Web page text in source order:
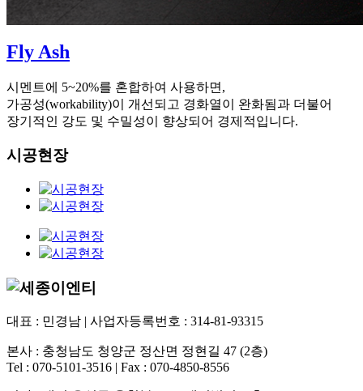
Fly Ash
시멘트에 5~20%를 혼합하여 사용하면,
가공성(workability)이 개선되고 경화열이 완화됨과 더불어
장기적인 강도 및 수밀성이 향상되어 경제적입니다.
시공현장
대표 : 민경남 | 사업자등록번호 : 314-81-93315
본사 : 충청남도 청양군 정산면 정현길 47 (2층)
Tel : 070-5101-3516 | Fax : 070-4850-8556